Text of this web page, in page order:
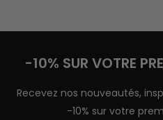
-10% SUR VOTRE
Recevez nos nouveautés,
-10% sur votre